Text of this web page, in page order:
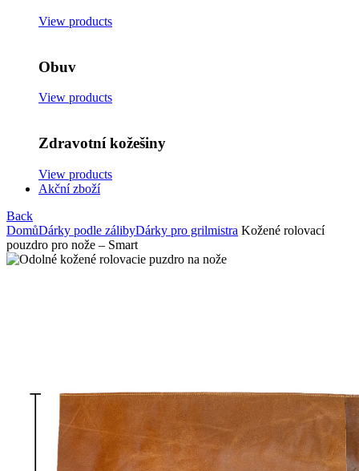
View products
Obuv
View products
Zdravotní kožešiny
View products
Akční zboží
Back
DomůDárky podle zálibyDárky pro grilmistra Kožené rolovací
pouzdro pro nože – Smart